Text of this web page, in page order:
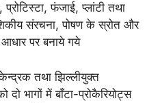
फंजाई, प्लांटी तथा
संरचना, पोषण के स्रोत और
पर बनाये गये
तथा झिल्लीयुक्त
भागों में बाँटा-प्रोकैरियोट्स